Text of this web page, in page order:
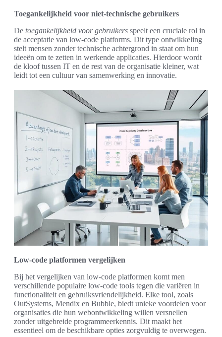
Toegankelijkheid voor niet-technische gebruikers
De toegankelijkheid voor gebruikers speelt een cruciale rol in
de acceptatie van low-code platforms. Dit type ontwikkeling
stelt mensen zonder technische achtergrond in staat om hun
ideeën om te zetten in werkende applicaties. Hierdoor wordt
de kloof tussen IT en de rest van de organisatie kleiner, wat
leidt tot een cultuur van samenwerking en innovatie.
Low-code platformen vergelijken
Bij het vergelijken van low-code platformen komt men
verschillende populaire low-code tools tegen die variëren in
functionaliteit en gebruiksvriendelijkheid. Elke tool, zoals
OutSystems, Mendix en Bubble, biedt unieke voordelen voor
organisaties die hun webontwikkeling willen versnellen
zonder uitgebreide programmeerkennis. Dit maakt het
essentieel om de beschikbare opties zorgvuldig te overwegen.